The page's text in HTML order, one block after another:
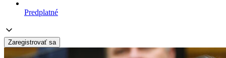
Predplatné
Zaregistrovať sa